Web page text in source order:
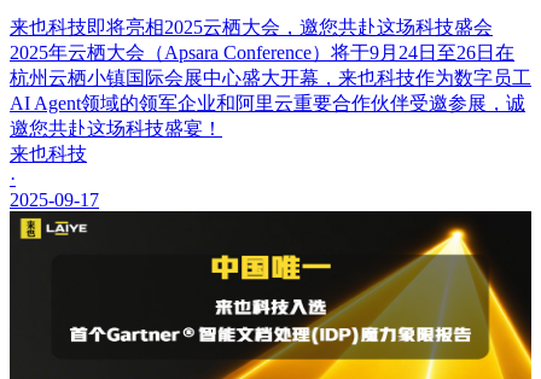
来也科技即将亮相2025云栖大会，邀您共赴这场科技盛会
2025年云栖大会（Apsara Conference）将于9月24日至26日在
杭州云栖小镇国际会展中心盛大开幕，来也科技作为数字员工
AI Agent领域的领军企业和阿里云重要合作伙伴受邀参展，诚
邀您共赴这场科技盛宴！
来也科技
·
2025-09-17